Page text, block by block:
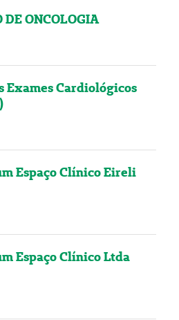
ONCOLOGIA
Exames Cardiológicos
Espaço Clínico Eireli
Espaço Clínico Ltda